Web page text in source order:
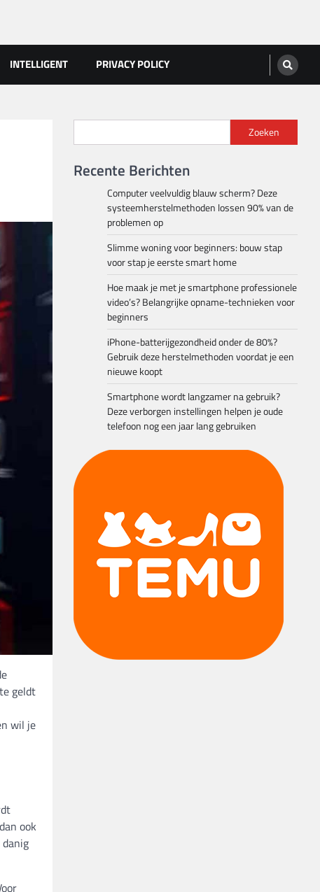
INTELLIGENT PRIVACY POLICY
geldt
wil je
ook
Zoeken
Recente Berichten
Computer veelvuldig blauw scherm? Deze
systeemherstelmethoden lossen 90% van de
problemen op
Slimme woning voor beginners: bouw stap
voor stap je eerste smart home
Hoe maak je met je smartphone professionele
video’s? Belangrijke opname-technieken voor
beginners
iPhone-batterijgezondheid onder de 80%?
Gebruik deze herstelmethoden voordat je een
nieuwe koopt
Smartphone wordt langzamer na gebruik?
Deze verborgen instellingen helpen je oude
telefoon nog een jaar lang gebruiken